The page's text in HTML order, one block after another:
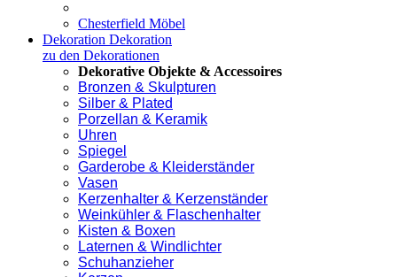
Chesterfield Möbel
Dekoration Dekoration
zu den Dekorationen
Dekorative Objekte & Accessoires
Bronzen & Skulpturen
Silber & Plated
Porzellan & Keramik
Uhren
Spiegel
Garderobe & Kleiderständer
Vasen
Kerzenhalter & Kerzenständer
Weinkühler & Flaschenhalter
Kisten & Boxen
Laternen & Windlichter
Schuhanzieher